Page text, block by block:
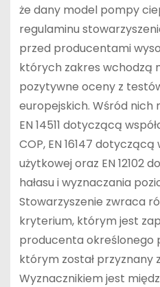
że dany model pompy
regulaminu
przed producentami
których zakres wchodzą
pozytywne oceny z
europejskich. Wśród nich
EN 14511 dotyczącą
COP, EN 16147
użytkowej oraz EN 12102
hałasu i wyznaczania
Stowarzyszenie zwraca
kryterium, którym jest
producenta określonego
którym został przyznany
Wyznacznikiem jest